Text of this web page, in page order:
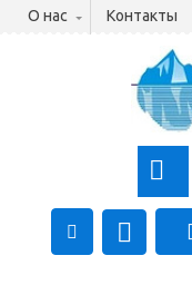
О нас Контакты